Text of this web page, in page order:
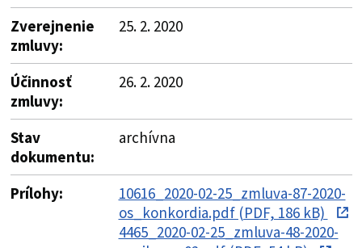
Zverejnenie
zmluvy:
25. 2. 2020
Účinnosť
zmluvy:
26. 2. 2020
Stav
dokumentu:
archívna
Prílohy:
10616_2020-02-25_zmluva-87-2020-
os_konkordia.pdf (PDF, 186 kB)
4465_2020-02-25_zmluva-48-2020-